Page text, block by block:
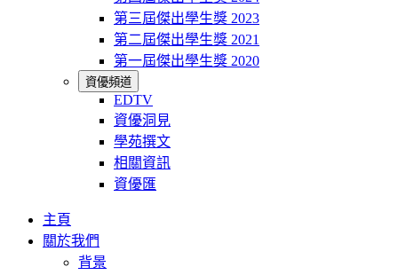
第三屆傑出學生獎 2023
第二屆傑出學生獎 2021
第一屆傑出學生獎 2020
資優頻道
EDTV
資優洞見
學苑撰文
相關資訊
資優匯
主頁
關於我們
背景